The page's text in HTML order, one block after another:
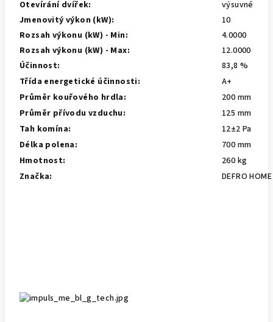
Otevírání dvířek:
výsuvné
Jmenovitý výkon (kW):
10
Rozsah výkonu (kW) - Min:
4.0000
Rozsah výkonu (kW) - Max:
12.0000
Účinnost:
83,8 %
Třída energetické účinnosti:
A+
Průměr kouřového hrdla:
200 mm
Průměr přívodu vzduchu:
125 mm
Tah komína:
12±2 Pa
Délka polena:
700 mm
Hmotnost:
260 kg
Značka:
DEFRO HOME